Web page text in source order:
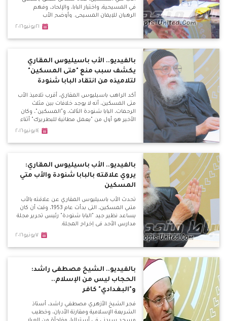
في المسيحية، واختيار البابا، والإلحاد، وفهم
الرهبان للإيمان المسيحي. وأوضح الأب
باسيليوس، خلال لقائه ببرنامج قضايا مثيرة للجدل
عبارة "لا طلاق إلا لعله الزنا" غير موجودة بالكتاب
٢١يونيو٢٠١٦
بالفيديو.. الأب باسيليوس المقاري
يكشف سبب منع "متى المسكين"
لتلاميذه من انتقاد البابا شنودة
أكد الراهب باسيليوس المقاري، أقرب تلاميذ الأب
متى المسكين، أنه لا يوجد خلافات بين مثلث
الرحمات، البابا شنودة الثالث، و"المسكين"، وكان
الأخير هو أول من "يعمل مطانية للبطريرك" أثناء
زيارته للدير، لافتًا في نفس الوقت إلى أن أتباع البابا
يجوز أبدًا حتى من بطريرك، ولكن يتم بـ"مجمع
١٤يونيو٢٠١٦
بالفيديو.. الأب باسيليوس المقاري:
يروي علاقته بالبابا شنودة والأب متي
المسكين
تحدث الأب باسيليوس المقاري عن علاقته بالأب
متىي المسكين، التى بدأت عام 1953، وقت أن كان
يساعد نظير جيد "البابا شنودة" رئيس تحرير مجلة
مدارس الأحد في إخراج المجلة.
٧يونيو٢٠١٦
بالفيديو.. الشيخ مصطفى راشد:
الحجاب ليس من الإسلام..
و"البغدادي" كافر
فجر الشيخ الأزهري مصطفي راشد، أستاذ
الشريعة الإسلامية ومقارنة الأديان، وخطيب